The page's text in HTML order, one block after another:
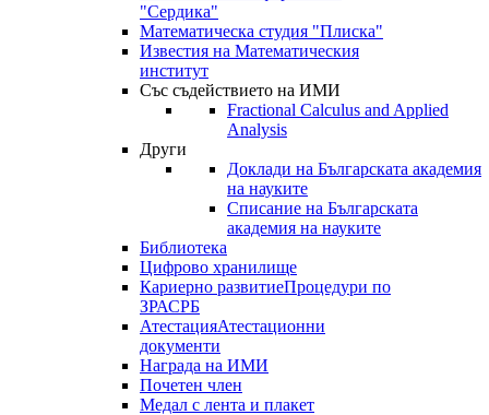
"Сердика"
Математическа студия "Плиска"
Известия на Математическия
институт
Със съдействието на ИМИ
Fractional Calculus and Applied
Analysis
Други
Доклади на Българската академия
на науките
Списание на Българската
академия на науките
Библиотека
Цифрово хранилище
Кариерно развитиеПроцедури по
ЗРАСРБ
АтестацияАтестационни
документи
Награда на ИМИ
Почетен член
Медал с лента и плакет